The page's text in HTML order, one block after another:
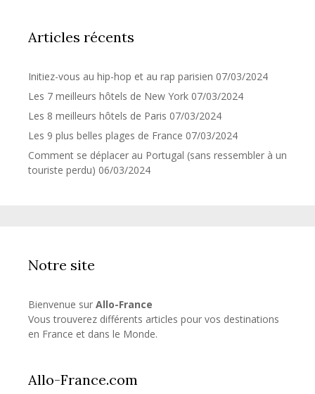
Articles récents
Initiez-vous au hip-hop et au rap parisien 07/03/2024
Les 7 meilleurs hôtels de New York 07/03/2024
Les 8 meilleurs hôtels de Paris 07/03/2024
Les 9 plus belles plages de France 07/03/2024
Comment se déplacer au Portugal (sans ressembler à un
touriste perdu) 06/03/2024
Notre site
Bienvenue sur Allo-France
Vous trouverez différents articles pour vos destinations
en France et dans le Monde.
Allo-France.com